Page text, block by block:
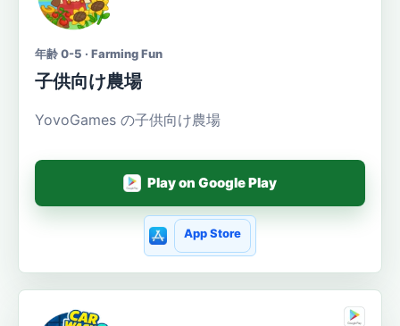
年齢 0-5 · Farming Fun
子供向け農場
YovoGames の子供向け農場
Play on Google Play
App Store